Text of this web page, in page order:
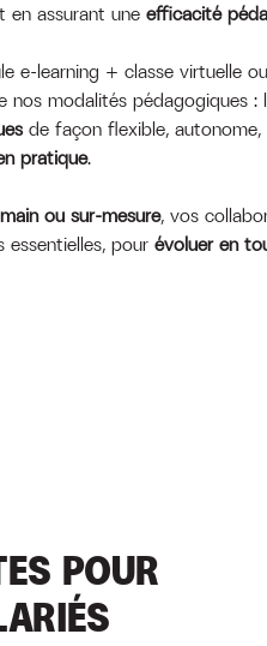
en assurant une efficacité
e-learning + classe virtuelle
nos modalités pédagogiques :
de façon flexible,
pratique.
ou sur-mesure, vos
pour évoluer en
POUR